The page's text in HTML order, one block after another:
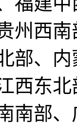
州西
部、
西东
南部